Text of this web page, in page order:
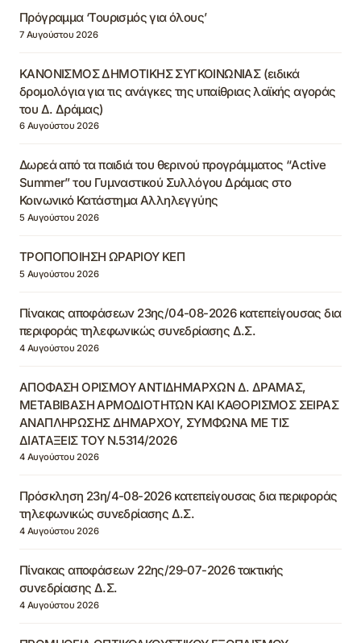
Πρόγραμμα ‘Τουρισμός για όλους’
7 Αυγούστου 2026
ΚΑΝΟΝΙΣΜΟΣ ΔΗΜΟΤΙΚΗΣ ΣΥΓΚΟΙΝΩΝΙΑΣ (ειδικά
δρομολόγια για τις ανάγκες της υπαίθριας λαϊκής αγοράς
του Δ. Δράμας)
6 Αυγούστου 2026
Δωρεά από τα παιδιά του θερινού προγράμματος “Active
Summer” του Γυμναστικού Συλλόγου Δράμας στο
Κοινωνικό Κατάστημα Αλληλεγγύης
5 Αυγούστου 2026
ΤΡΟΠΟΠΟΙΗΣΗ ΩΡΑΡΙΟΥ ΚΕΠ
5 Αυγούστου 2026
Πίνακας αποφάσεων 23ης/04-08-2026 κατεπείγουσας δια
περιφοράς τηλεφωνικώς συνεδρίασης Δ.Σ.
4 Αυγούστου 2026
ΑΠΟΦΑΣΗ ΟΡΙΣΜΟΥ ΑΝΤΙΔΗΜΑΡΧΩΝ Δ. ΔΡΑΜΑΣ,
ΜΕΤΑΒΙΒΑΣΗ ΑΡΜΟΔΙΟΤΗΤΩΝ ΚΑΙ ΚΑΘΟΡΙΣΜΟΣ ΣΕΙΡΑΣ
ΑΝΑΠΛΗΡΩΣΗΣ ΔΗΜΑΡΧΟΥ, ΣΥΜΦΩΝΑ ΜΕ ΤΙΣ
ΔΙΑΤΑΞΕΙΣ ΤΟΥ Ν.5314/2026
4 Αυγούστου 2026
Πρόσκληση 23η/4-08-2026 κατεπείγουσας δια περιφοράς
τηλεφωνικώς συνεδρίασης Δ.Σ.
4 Αυγούστου 2026
Πίνακας αποφάσεων 22ης/29-07-2026 τακτικής
συνεδρίασης Δ.Σ.
4 Αυγούστου 2026